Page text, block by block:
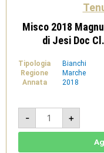
Misco 2018
di Jesi Doc
Tipologia
Bianchi
Regione
Marche
Annata
2018
-
Misco
2018
Magnum
1,5L
+